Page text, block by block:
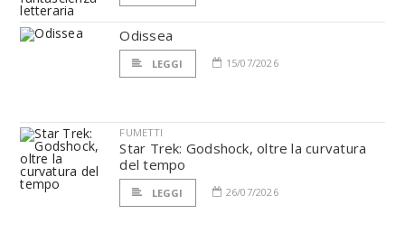
Odissea
LEGGI 15/07/2026
FUMETTI
Star Trek: Godshock, oltre la curvatura
del tempo
LEGGI 26/07/2026